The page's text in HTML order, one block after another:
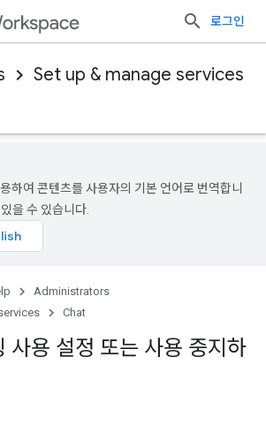
로그인
Set up & manage services
하여 콘텐츠를 사용자의 기본 언어로 번역합니
을 수 있습니다.
Administrators
Chat
사용 설정 또는 사용 중지하